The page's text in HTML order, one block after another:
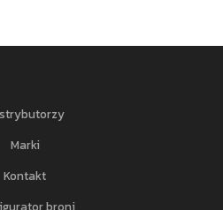
Marki
Kontakt
broni